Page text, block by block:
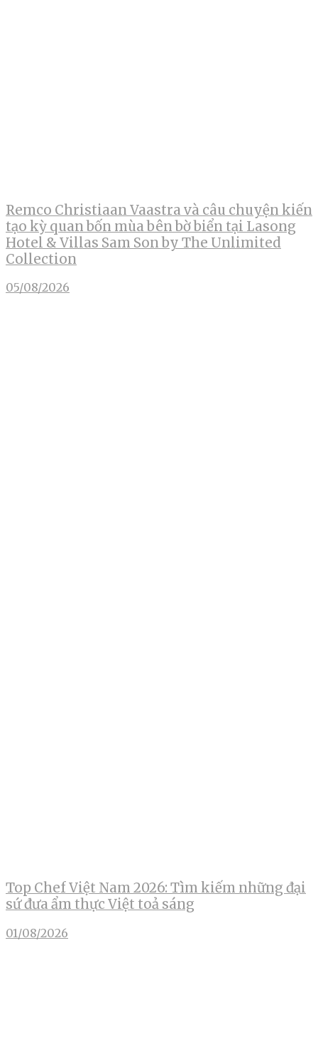
Remco Christiaan Vaastra và câu chuyện kiến
tạo kỳ quan bốn mùa bên bờ biển tại Lasong
Hotel & Villas Sam Son by The Unlimited
Collection
05/08/2026
Top Chef Việt Nam 2026: Tìm kiếm những đại
sứ đưa ẩm thực Việt toả sáng
01/08/2026